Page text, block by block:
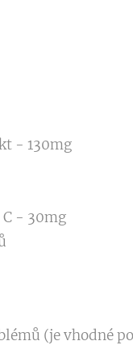
- 130mg
- 30mg
(je vhodné